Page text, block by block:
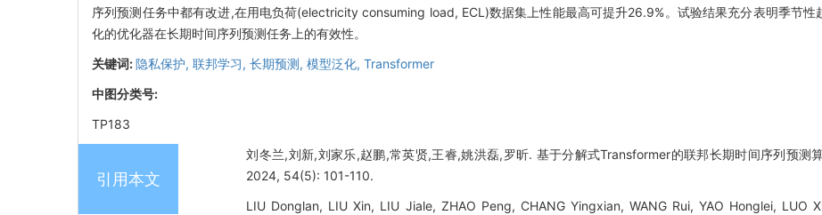
序列预测任务中都有改进,在用电负荷(electricity consuming load, ECL)数据集上性能最高可提升26.9%。试验结果充分表明季节性
化的优化器在长期时间序列预测任务上的有效性。
关键词:隐私保护, 联邦学习, 长期预测, 模型泛化, Transformer
中图分类号:
TP183
引用本文
刘冬兰,刘新,刘家乐,赵鹏,常英贤,王睿,姚洪磊,罗昕. 基于分解式Transformer的联邦长期时间序列预测
2024, 54(5): 101-110.
LIU Donglan, LIU Xin, LIU Jiale, ZHAO Peng, CHANG Yingxian, WANG Rui, YAO Honglei, LUO